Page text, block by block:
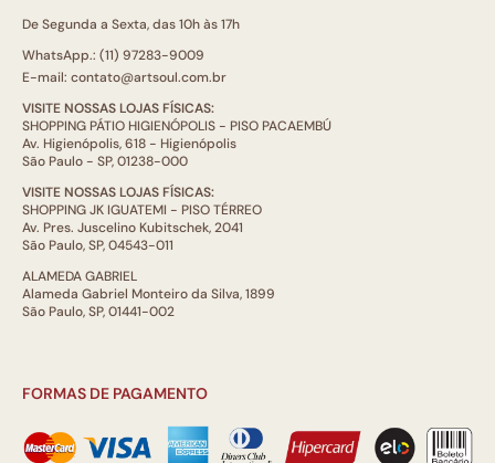
De Segunda a Sexta, das 10h às 17h
WhatsApp.: (11) 97283-9009
E-mail: contato@artsoul.com.br
VISITE NOSSAS LOJAS FÍSICAS:
SHOPPING PÁTIO HIGIENÓPOLIS - PISO PACAEMBÚ
Av. Higienópolis, 618 - Higienópolis
São Paulo - SP, 01238-000
VISITE NOSSAS LOJAS FÍSICAS:
SHOPPING JK IGUATEMI - PISO TÉRREO
Av. Pres. Juscelino Kubitschek, 2041
São Paulo, SP, 04543-011
ALAMEDA GABRIEL
Alameda Gabriel Monteiro da Silva, 1899
São Paulo, SP, 01441-002
FORMAS DE PAGAMENTO